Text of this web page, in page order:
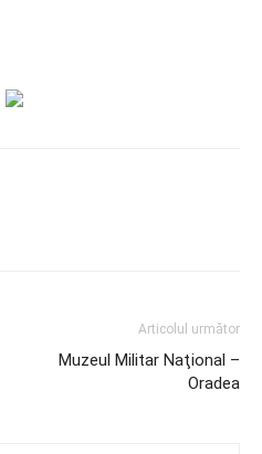
Articolul următor
Muzeul Militar Naţional –
Oradea